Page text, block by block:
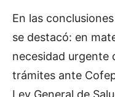
En las
se destacó: en
necesidad urgente
trámites ante
Ley General de